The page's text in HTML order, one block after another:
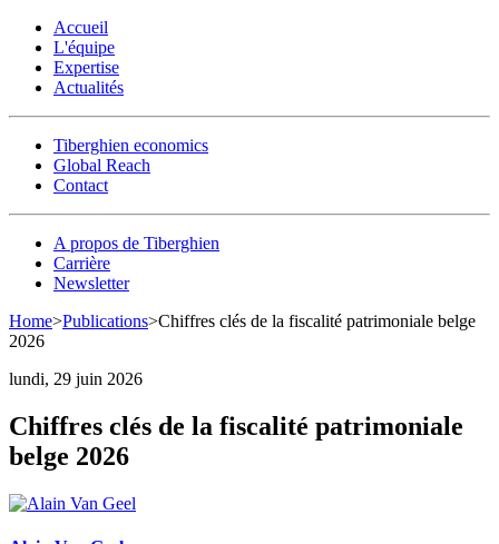
Accueil
L'équipe
Expertise
Actualités
Tiberghien economics
Global Reach
Contact
A propos de Tiberghien
Carrière
Newsletter
Home>Publications>Chiffres clés de la fiscalité patrimoniale belge
2026
lundi, 29 juin 2026
Chiffres clés de la fiscalité patrimoniale
belge 2026